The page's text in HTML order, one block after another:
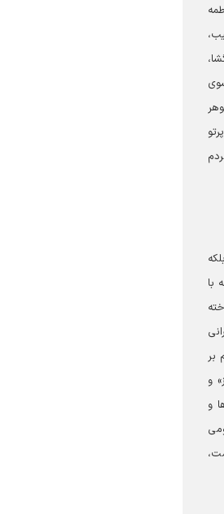
با
بر
و
و